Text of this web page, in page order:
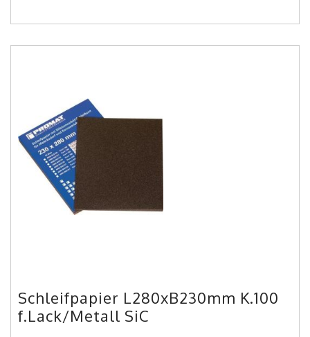
Schleifpapier L280xB230mm K.100
f.Lack/Metall SiC